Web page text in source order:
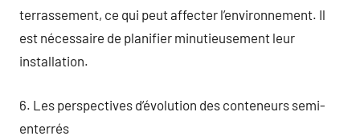
terrassement, ce qui peut affecter l’environnement. Il
est nécessaire de planifier minutieusement leur
installation.
6. Les perspectives d’évolution des conteneurs semi-
enterrés